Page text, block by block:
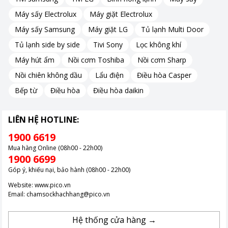
Rau quả luôn tươi ngon mọng nước với ngăn rau quả cân
bằng độ ẩm
Ngăn rau quả cân bằng độ ẩm có khả năng duy trì độ ẩm tốt
nhất, bảo quản hiệu quả rau củ, trái cây, giúp chúng tươi ngon
lâu hơn. Khi độ ẩm xuống dưới mức thông thường, ngăn sẽ hạn
chế hơi ẩm thoát ra ngoài. Và ngược lại, khi độ ẩm lên quá cao
hơn mức bình thường, ngăn sẽ thoát bớt khí để duy trì độ ẩm.
Kiểu dáng sang trọng làm nổi bật căn bếp cùng dung tích
208 lít phù hợp cho gia đình từ 2 đến 3 người
Tủ lạnh sở hữu kiểu dáng nhỏ gọn, vững chắc cùng với sắc đen
sang trọng nổi bật trong không gian bếp của bạn. Thiết kế
Máy sấy Electrolux
Máy giặt Electrolux
Máy sấy Samsung
Máy giặt LG
Tủ lạnh Multi Door
Tủ lạnh side by side
Tivi Sony
Lọc không khí
Máy hút ẩm
Nồi cơm Toshiba
Nồi cơm Sharp
Nồi chiên không dầu
Lẩu điện
Điều hòa Casper
Bếp từ
Điều hòa Điều hòa daikin
LIÊN HỆ HOTLINE:
1900 6619
Mua hàng Online (08h00 - 22h00)
1900 6699
Góp ý, khiếu nại, bảo hành (08h00 - 22h00)
Website: www.pico.vn
Email: chamsockhachhang@pico.vn
Hệ thống cửa hàng →